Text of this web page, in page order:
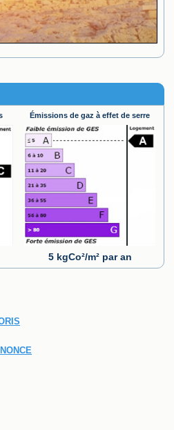
Émissions de gaz à effet de serre
5 kgCo²/m² par an